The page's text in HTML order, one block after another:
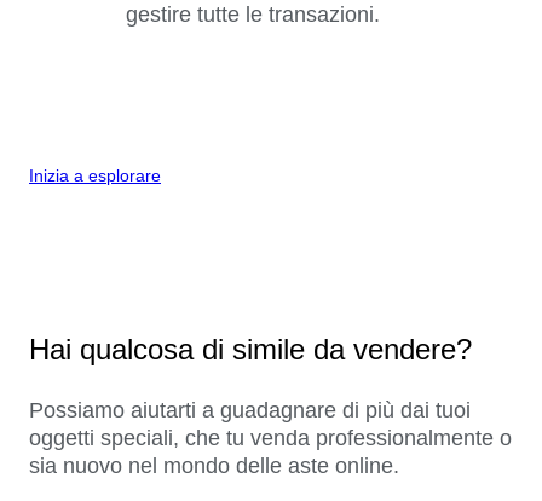
gestire tutte le transazioni.
Inizia a esplorare
Hai qualcosa di simile da vendere?
Possiamo aiutarti a guadagnare di più dai tuoi
oggetti speciali, che tu venda professionalmente o
sia nuovo nel mondo delle aste online.